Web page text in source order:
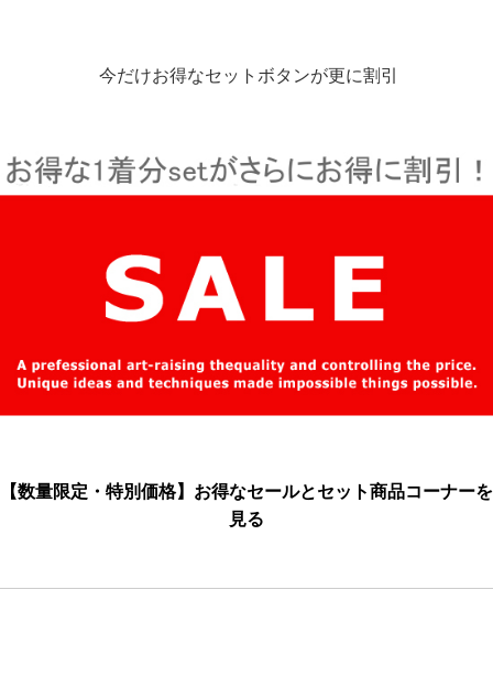
今だけお得なセットボタンが更に割引
【数量限定・特別価格】お得なセールとセット商品コーナーを
見る